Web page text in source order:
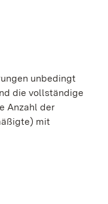
unbedingt
die vollständige
Anzahl der
mit